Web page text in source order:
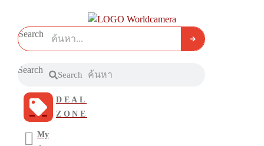
Search
Search Search
DEAL
ZONE
My